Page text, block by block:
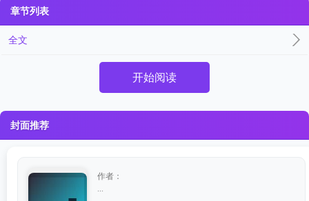
章节列表
全文
开始阅读
封面推荐
作者：